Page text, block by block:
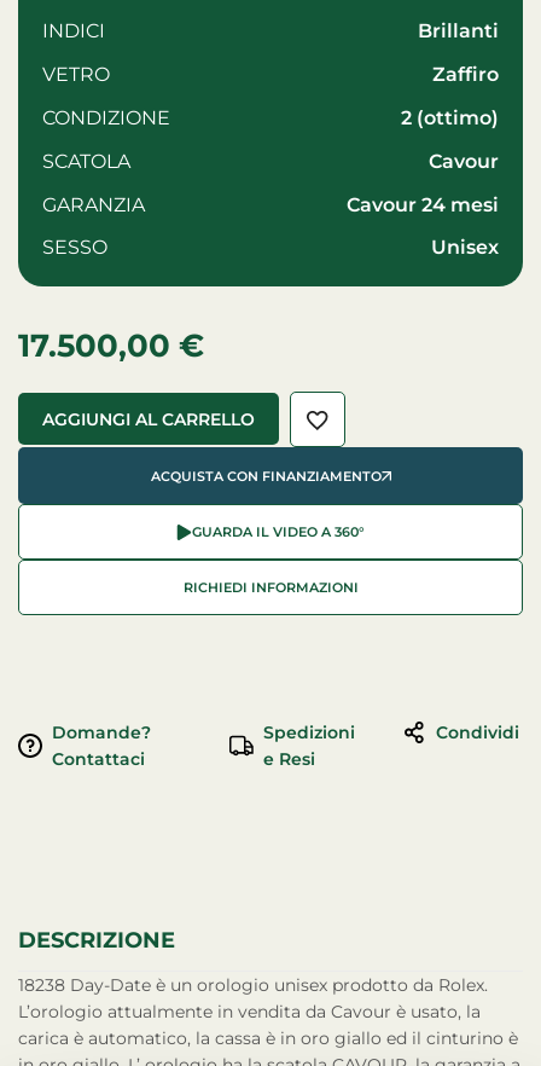
INDICI
Brillanti
VETRO
zaffiro
CONDIZIONE
2 (ottimo)
SCATOLA
Cavour
GARANZIA
Cavour 24 mesi
SESSO
unisex
17.500,00 €
AGGIUNGI AL CARRELLO
ACQUISTA CON FINANZIAMENTO
GUARDA IL VIDEO A 360°
RICHIEDI INFORMAZIONI
Domande?
Contattaci
Spedizioni
e Resi
Condividi
DESCRIZIONE
18238 Day-Date è un orologio unisex prodotto da Rolex.
L’orologio attualmente in vendita da Cavour è usato, la
carica è automatico, la cassa è in oro giallo ed il cinturino è